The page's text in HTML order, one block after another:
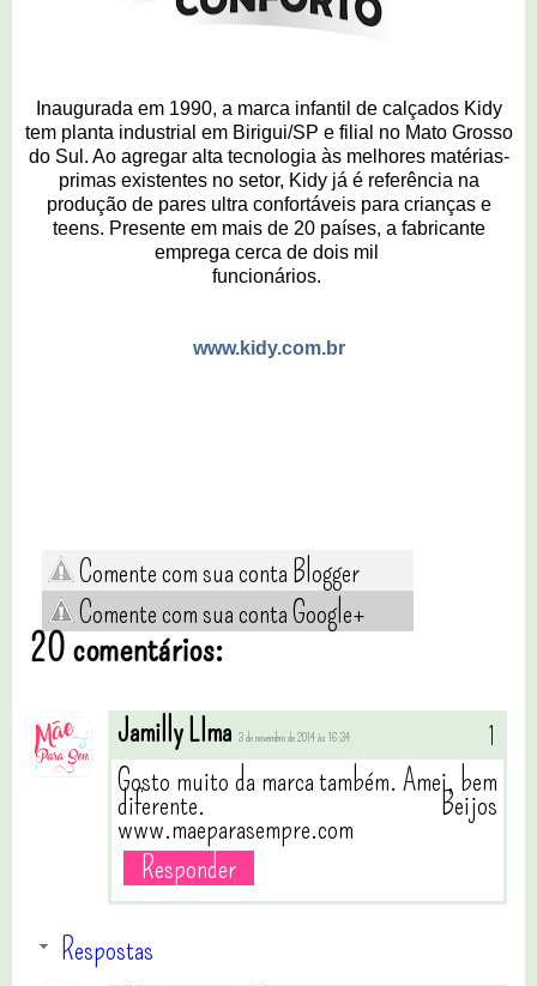
Inaugurada em 1990, a marca infantil de calçados Kidy
tem planta industrial em Birigui/SP e filial no Mato Grosso
do Sul. Ao agregar alta tecnologia às melhores matérias-
primas existentes no setor, Kidy já é referência na
produção de pares ultra confortáveis para crianças e
teens. Presente em mais de 20 países, a fabricante
emprega cerca de dois mil
funcionários.
www.kidy.com.br
Comente com sua conta Blogger
Comente com sua conta Google+
20 comentários:
Jamilly LIma 3 de novembro de 2014 às 16:34
Gosto muito da marca também. Amei, bem
diferente. Beijos
www.maeparasempre.com
Responder
Respostas